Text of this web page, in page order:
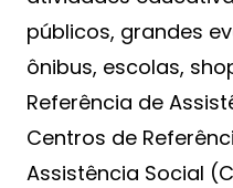
públicos, grandes
ônibus, escolas,
Referência de
Centros de
Assistência Social